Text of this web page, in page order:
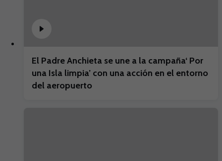
El Padre Anchieta se une a la campaña‘ Por
una Isla limpia’ con una acción en el entorno
del aeropuerto